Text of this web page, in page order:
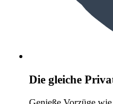
Die gleiche